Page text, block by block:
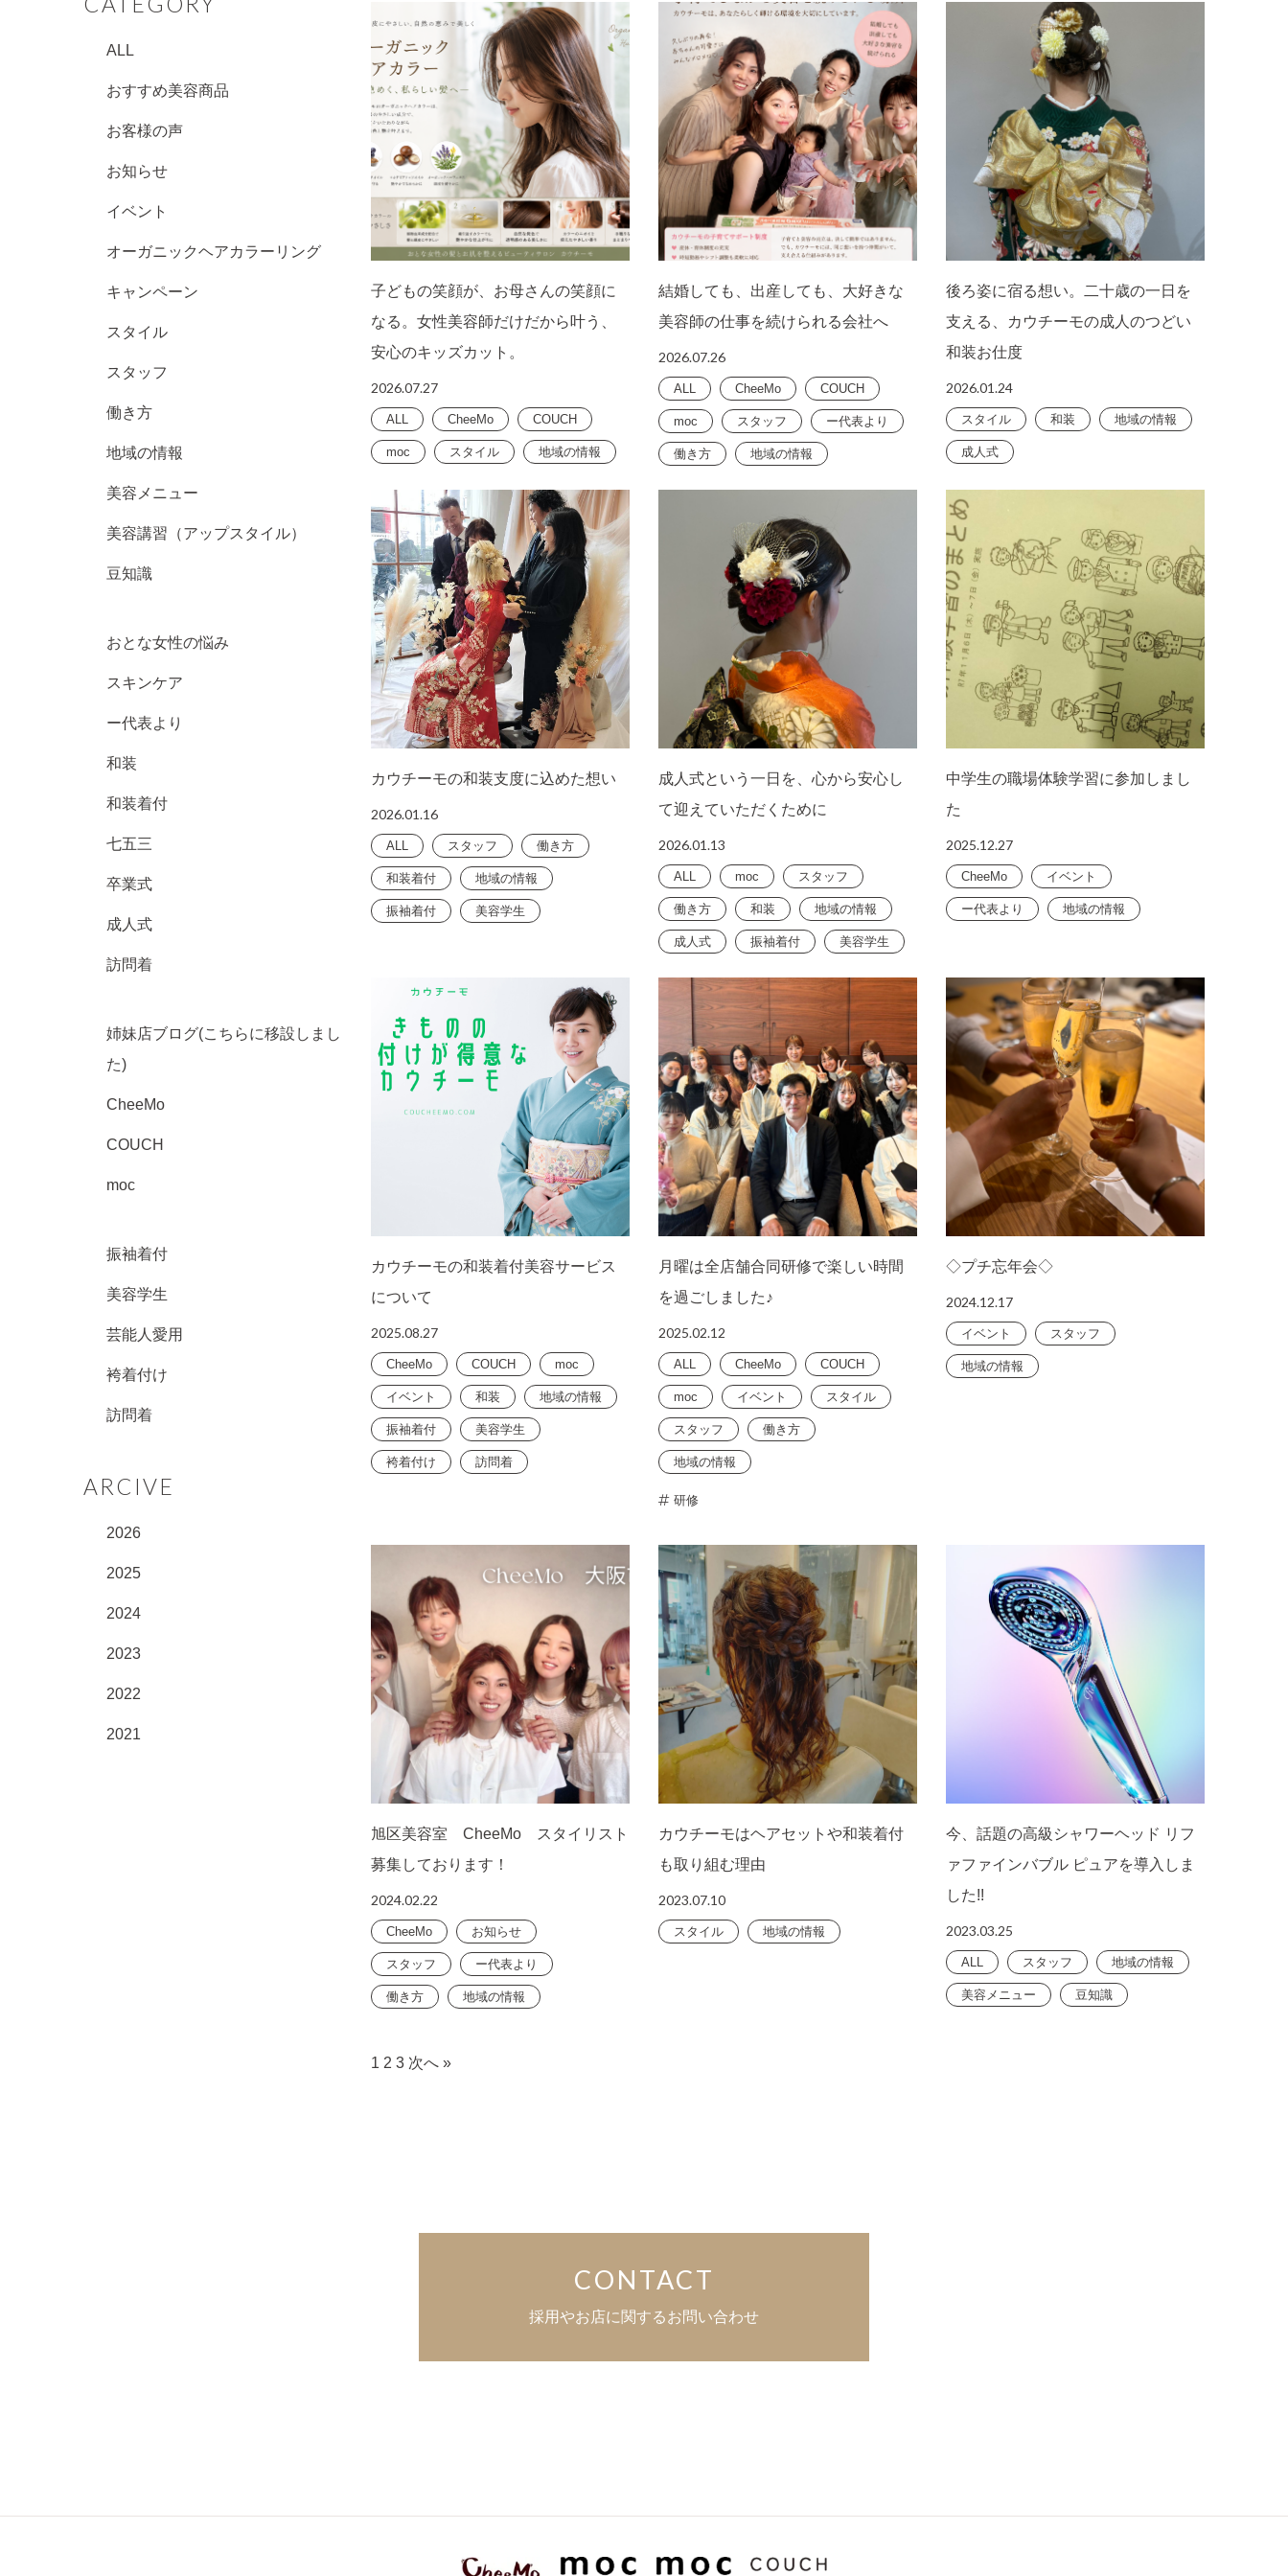
ALL
おすすめ美容商品
お客様の声
お知らせ
イベント
オーガニックヘアカラーリング
キャンペーン
スタイル
スタッフ
働き方
地域の情報
美容メニュー
美容講習（アップスタイル）
豆知識
おとな女性の悩み
スキンケア
ー代表より
和装
和装着付
七五三
卒業式
成人式
訪問着
姉妹店ブログ(こちらに移設しまし
た)
CheeMo
COUCH
moc
振袖着付
美容学生
芸能人愛用
袴着付け
訪問着
ARCIVE
2026
2025
2024
2023
2022
2021
子どもの笑顔が、お母さんの笑顔に
なる。女性美容師だけだから叶う、
安心のキッズカット。
2026.07.27
ALL CheeMo COUCH
moc スタイル 地域の情報
結婚しても、出産しても、大好きな
美容師の仕事を続けられる会社へ
2026.07.26
ALL CheeMo COUCH
moc スタッフ ー代表より
働き方 地域の情報
後ろ姿に宿る想い。二十歳の一日を
支える、カウチーモの成人のつどい
和装お仕度
2026.01.24
スタイル 和装 地域の情報
成人式
カウチーモの和装支度に込めた想い
2026.01.16
ALL スタッフ 働き方
和装着付 地域の情報
振袖着付 美容学生
成人式という一日を、心から安心し
て迎えていただくために
2026.01.13
ALL moc スタッフ
働き方 和装 地域の情報
成人式 振袖着付 美容学生
中学生の職場体験学習に参加しまし
た
2025.12.27
CheeMo イベント
ー代表より 地域の情報
カウチーモの和装着付美容サービス
について
2025.08.27
CheeMo COUCH moc
イベント 和装 地域の情報
振袖着付 美容学生
袴着付け 訪問着
月曜は全店舗合同研修で楽しい時間
を過ごしました♪
2025.02.12
ALL CheeMo COUCH
moc イベント スタイル
スタッフ 働き方
地域の情報
研修
◇プチ忘年会◇
2024.12.17
イベント スタッフ
地域の情報
旭区美容室 CheeMo スタイリスト
募集しております！
2024.02.22
CheeMo お知らせ
スタッフ ー代表より
働き方 地域の情報
カウチーモはヘアセットや和装着付
も取り組む理由
2023.07.10
スタイル 地域の情報
今、話題の高級シャワーヘッド リフ
ァファインバブル ピュアを導入しま
した!!
2023.03.25
ALL スタッフ 地域の情報
美容メニュー 豆知識
1 2 3 次へ »
CONTACT
採用やお店に関するお問い合わせ